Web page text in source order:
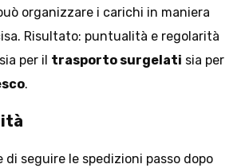
organizzare i carichi in maniera
Risultato: puntualità e regolarità
per il trasporto surgelati sia per
.
di seguire le spedizioni passo dopo